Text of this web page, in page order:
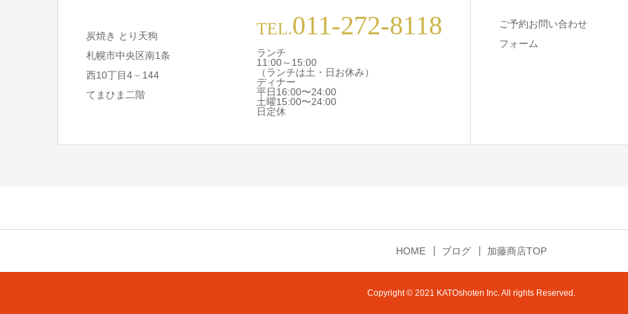
炭焼き とり天狗
札幌市中央区南1条
西10丁目4－144
てまひま二階
TEL.011-272-8118
ランチ
11:00～15:00
（ランチは土・日お休み）
ディナー
平日16:00〜24:00
土曜15:00〜24:00
日定休
ご予約お問い合わせ
フォーム
HOME ブログ 加藤商店TOP
Copyright © 2021 KATOshoten Inc. All rights Reserved.